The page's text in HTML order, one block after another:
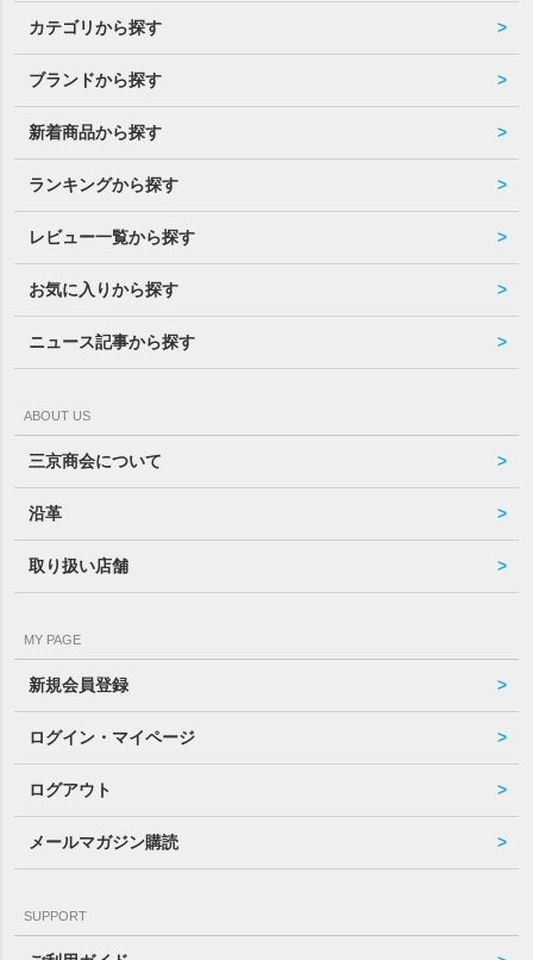
カテゴリから探す
ブランドから探す
新着商品から探す
ランキングから探す
レビュー一覧から探す
お気に入りから探す
ニュース記事から探す
ABOUT US
三京商会について
沿革
取り扱い店舗
MY PAGE
新規会員登録
ログイン・マイページ
ログアウト
メールマガジン購読
SUPPORT